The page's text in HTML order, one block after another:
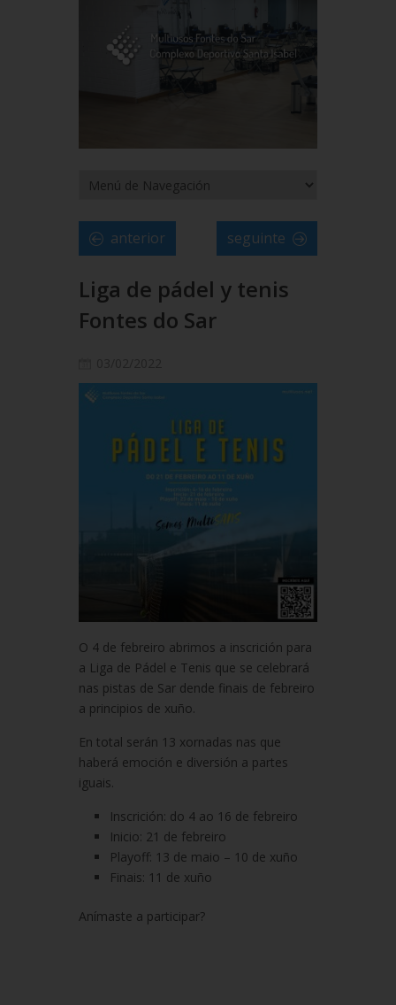
anterior seguinte
Liga de pádel y tenis
Fontes do Sar
O 4 de febreiro abrimos a inscrición para
a Liga de Pádel e Tenis que se celebrará
nas pistas de Sar dende finais de febreiro
a principios de xuño.
En total serán 13 xornadas nas que
haberá emoción e diversión a partes
iguais.
Inscrición: do 4 ao 16 de febreiro
Inicio: 21 de febreiro
Playoff: 13 de maio – 10 de xuño
Finais: 11 de xuño
Anímaste a participar?